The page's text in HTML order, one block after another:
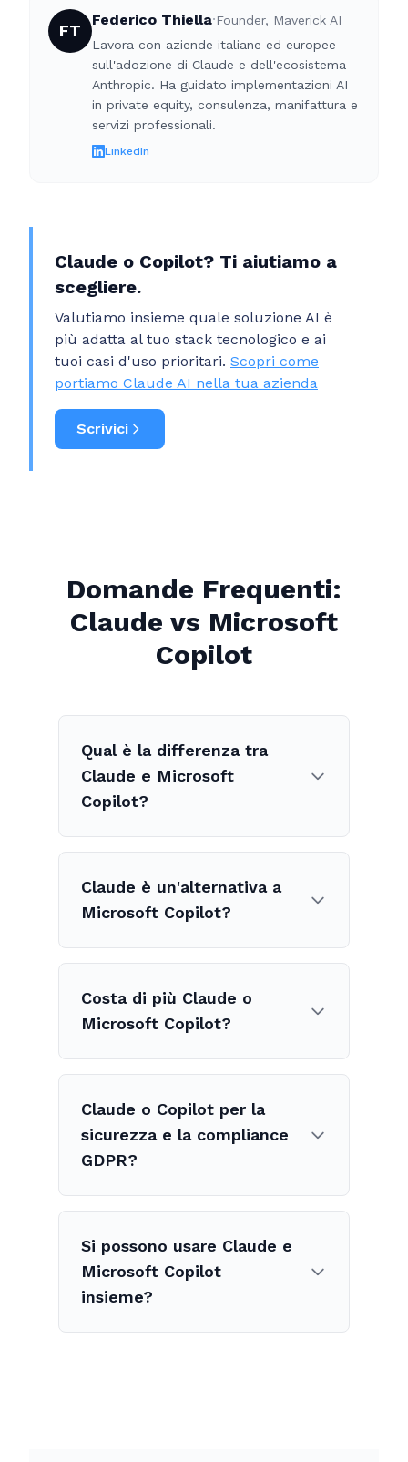
FT
Federico Thiella·Founder, Maverick AI
Lavora con aziende italiane ed europee
sull'adozione di Claude e dell'ecosistema
Anthropic. Ha guidato implementazioni AI
in private equity, consulenza, manifattura e
servizi professionali.
LinkedIn
Claude o Copilot? Ti aiutiamo a
scegliere.
Valutiamo insieme quale soluzione AI è
più adatta al tuo stack tecnologico e ai
tuoi casi d'uso prioritari. Scopri come
portiamo Claude AI nella tua azienda
Scrivici
Domande Frequenti:
Claude vs Microsoft
Copilot
Qual è la differenza tra
Claude e Microsoft
Copilot?
Claude è un'alternativa a
Microsoft Copilot?
Costa di più Claude o
Microsoft Copilot?
Claude o Copilot per la
sicurezza e la compliance
GDPR?
Si possono usare Claude e
Microsoft Copilot
insieme?